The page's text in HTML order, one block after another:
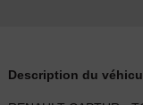
Description du